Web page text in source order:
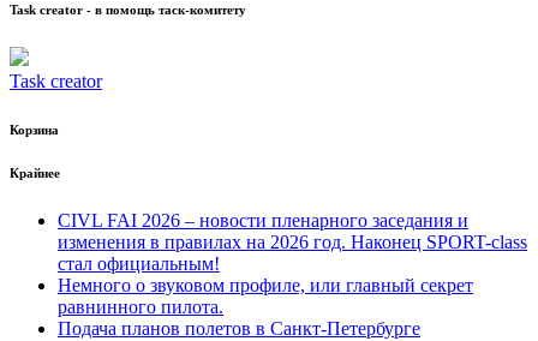
Task creator - в помощь таск-комитету
Task creator
Корзина
Крайнее
CIVL FAI 2026 – новости пленарного заседания и
изменения в правилах на 2026 год. Наконец SPORT-class
стал официальным!
Немного о звуковом профиле, или главный секрет
равнинного пилота.
Подача планов полетов в Санкт-Петербурге